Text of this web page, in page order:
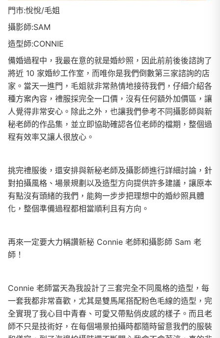
門市:悅悅/毛姐
攝影師:SAM
造型師:CONNIE
備婚過程中，我最在意的就是婚紗照，因此前前後後諮詢了
將近 10 家婚紗工作室，而唯你是我們倒數第三家諮詢的店
家。當天一進門，毛姐就非常熱情地接待我們，仔細介紹各
種方案內容，禮服採完全一口價，沒有任何額外加價區，讓
人覺得非常安心。除此之外，也讓我們參考不同攝影師與新
秘老師的作品集，並立即協助確認各位老師的檔期，整個過
程有效率又讓人很放心。
挑完禮服後，還安排與新秘老師及攝影師進行詳細討論，針
對拍攝風格、場景規劃以及造型方向提供許多建議，讓原本
有點沒有頭緒的我們，能夠一步步把理想中的婚紗照具體
化，整個準備過程都相當順利且有方向。
再來一定要大力稱讚新秘 Connie 老師和攝影師 Sam 老
師！
Connie 老師當天為我設計了三套完全不同風格的造型，每
一套我都非常喜歡，尤其是雙馬尾搭配粉色毛線的造型，完
全實現了我心目中青春、可愛又帶點俏皮感的樣子。而且老
師不只是技術好，在每個場景拍攝時都隨時留意我們的服裝